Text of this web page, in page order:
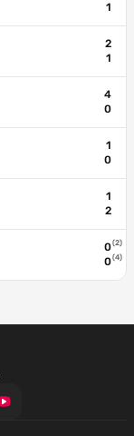
1
2
1
4
0
1
0
1
2
0(2)
0(4)